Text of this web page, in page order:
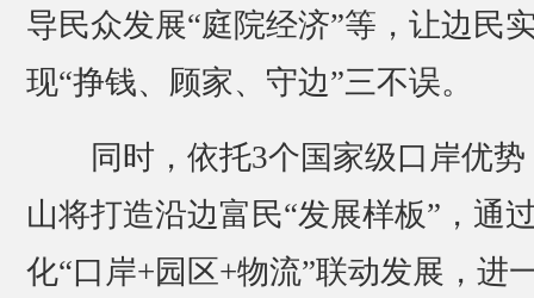
导民众发展“庭院经济”等，让边民
现“挣钱、顾家、守边”三不误。
同时，依托3个国家级口岸优势
山将打造沿边富民“发展样板”，通
化“口岸+园区+物流”联动发展，进